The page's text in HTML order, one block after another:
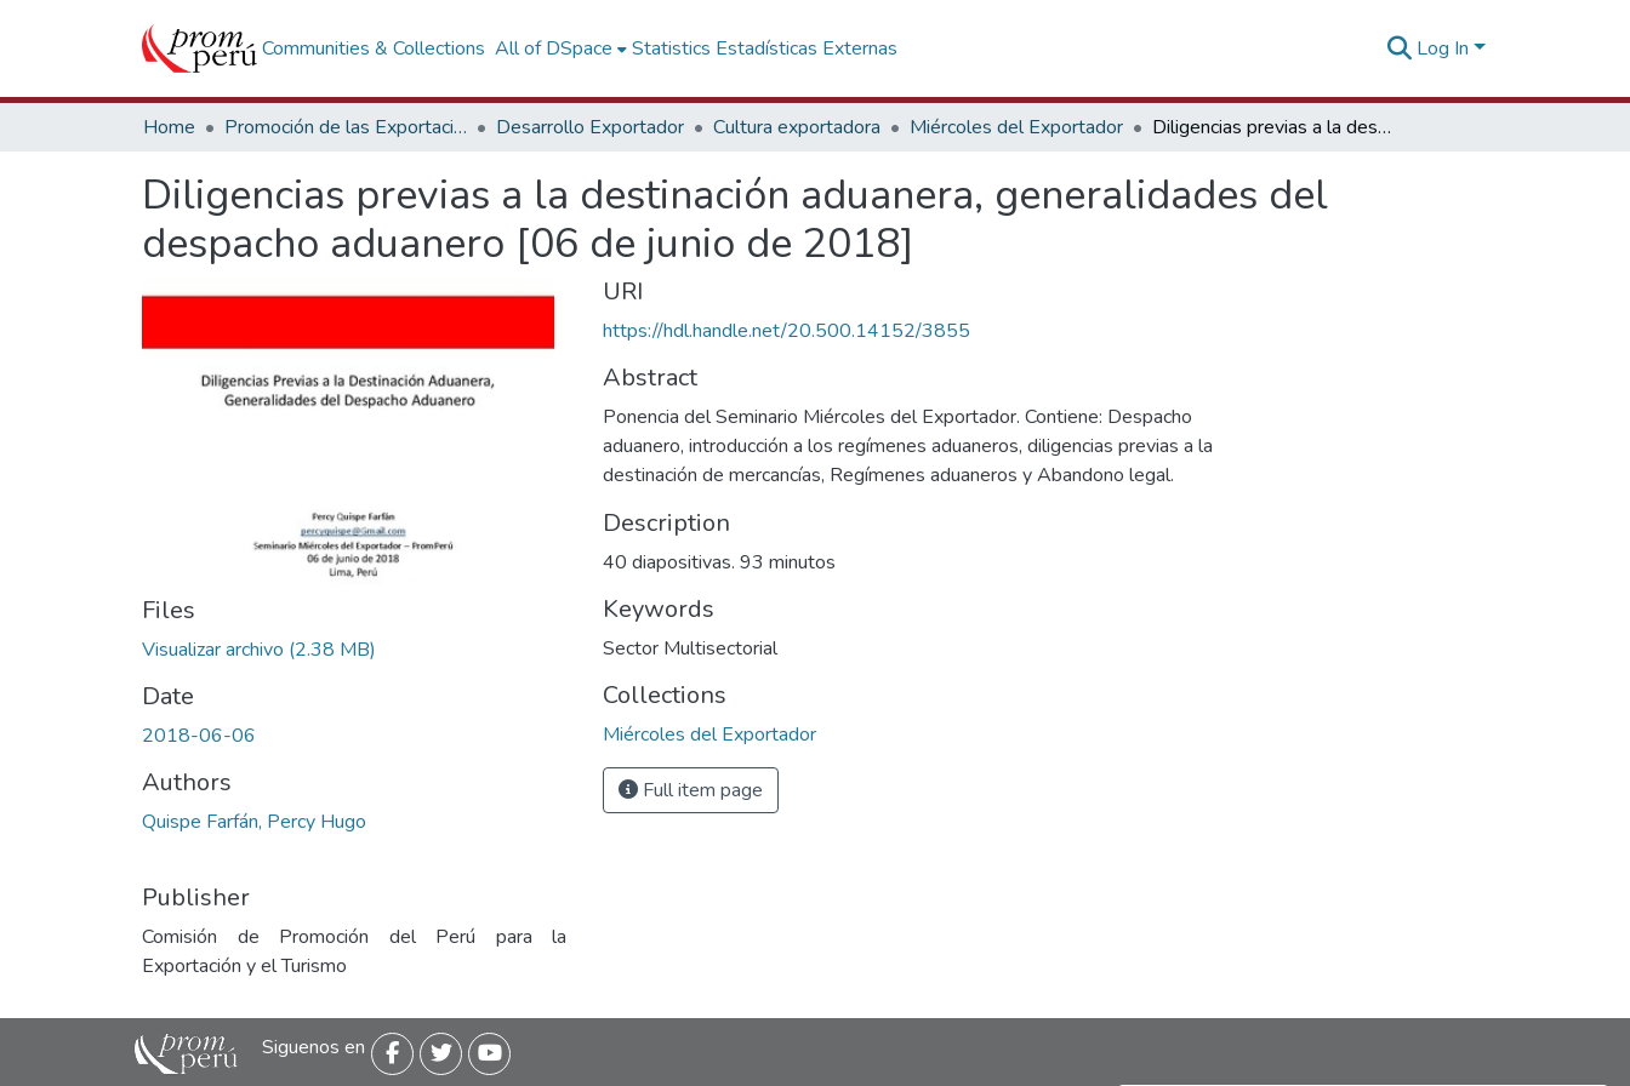
Communities & Collections All of DSpace Statistics Estadísticas Externas Log In
Home Promoción de las Exportaciones Desarrollo Exportador Cultura exportadora Miércoles del Exportador Diligencias previas a la destinación aduanera, generalidades del despacho aduanero [06 de junio de 2018]
Diligencias previas a la destinación aduanera, generalidades del
despacho aduanero [06 de junio de 2018]
Files
Visualizar archivo (2.38 MB)
Date
2018-06-06
Authors
Quispe Farfán, Percy Hugo
Publisher
Comisión de Promoción del Perú para la
Exportación y el Turismo
URI
https://hdl.handle.net/20.500.14152/3855
Abstract
Ponencia del Seminario Miércoles del Exportador. Contiene: Despacho
aduanero, introducción a los regímenes aduaneros, diligencias previas a la
destinación de mercancías, Regímenes aduaneros y Abandono legal.
Description
40 diapositivas. 93 minutos
Keywords
Sector Multisectorial
Collections
Miércoles del Exportador
Full item page
Siguenos en